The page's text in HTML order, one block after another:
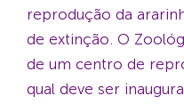
reprodução da
de extinção. O
de um centro de
qual deve ser